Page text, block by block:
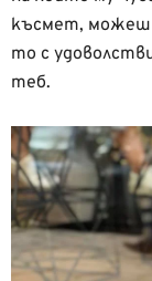
късмет, можеш
то с
теб.